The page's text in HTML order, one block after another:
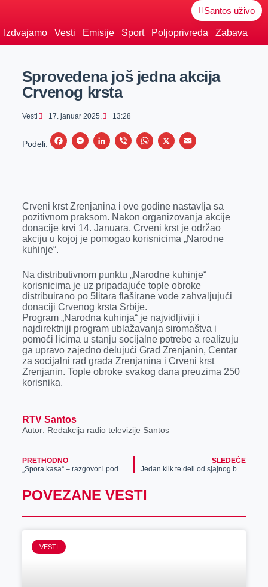
Santos uživo
Izdvajamo Vesti Emisije Sport Poljoprivreda Zabava
Sprovedena još jedna akcija
Crvenog krsta
Vesti 17. januar 2025. 13:28
Podeli:
F
b
o
o
M
e
g
r
L
e
d
I
V
r
W
s
A
p
X
E
l
Crveni krst Zrenjanina i ove godine nastavlja sa
pozitivnom praksom. Nakon organizovanja akcije
donacije krvi 14. Januara, Crveni krst je održao
akciju u kojoj je pomogao korisnicima „Narodne
kuhinje“.
Na distributivnom punktu „Narodne kuhinje“
korisnicima je uz pripadajuće tople obroke
distribuirano po 5litara flaširane vode zahvaljujući
donaciji Crvenog krsta Srbije.
Program „Narodna kuhinja“ je najvidljiviji i
najdirektniji program ublažavanja siromaštva i
pomoći licima u stanju socijalne potrebe a realizuju
ga upravo zajedno delujući Grad Zrenjanin, Centar
za socijalni rad grada Zrenjanina i Crveni krst
Zrenjanin. Tople obroke svakog dana preuzima 250
korisnika.
RTV Santos
Autor: Redakcija radio televizije Santos
PRETHODNO
„Spora kasa“ – razgovor i podrška na dohvat ruke
SLEDEĆE
Jedan klik te deli od sjajnog bonusa – preuzmi ga OVDE!
POVEZANE VESTI
VESTI